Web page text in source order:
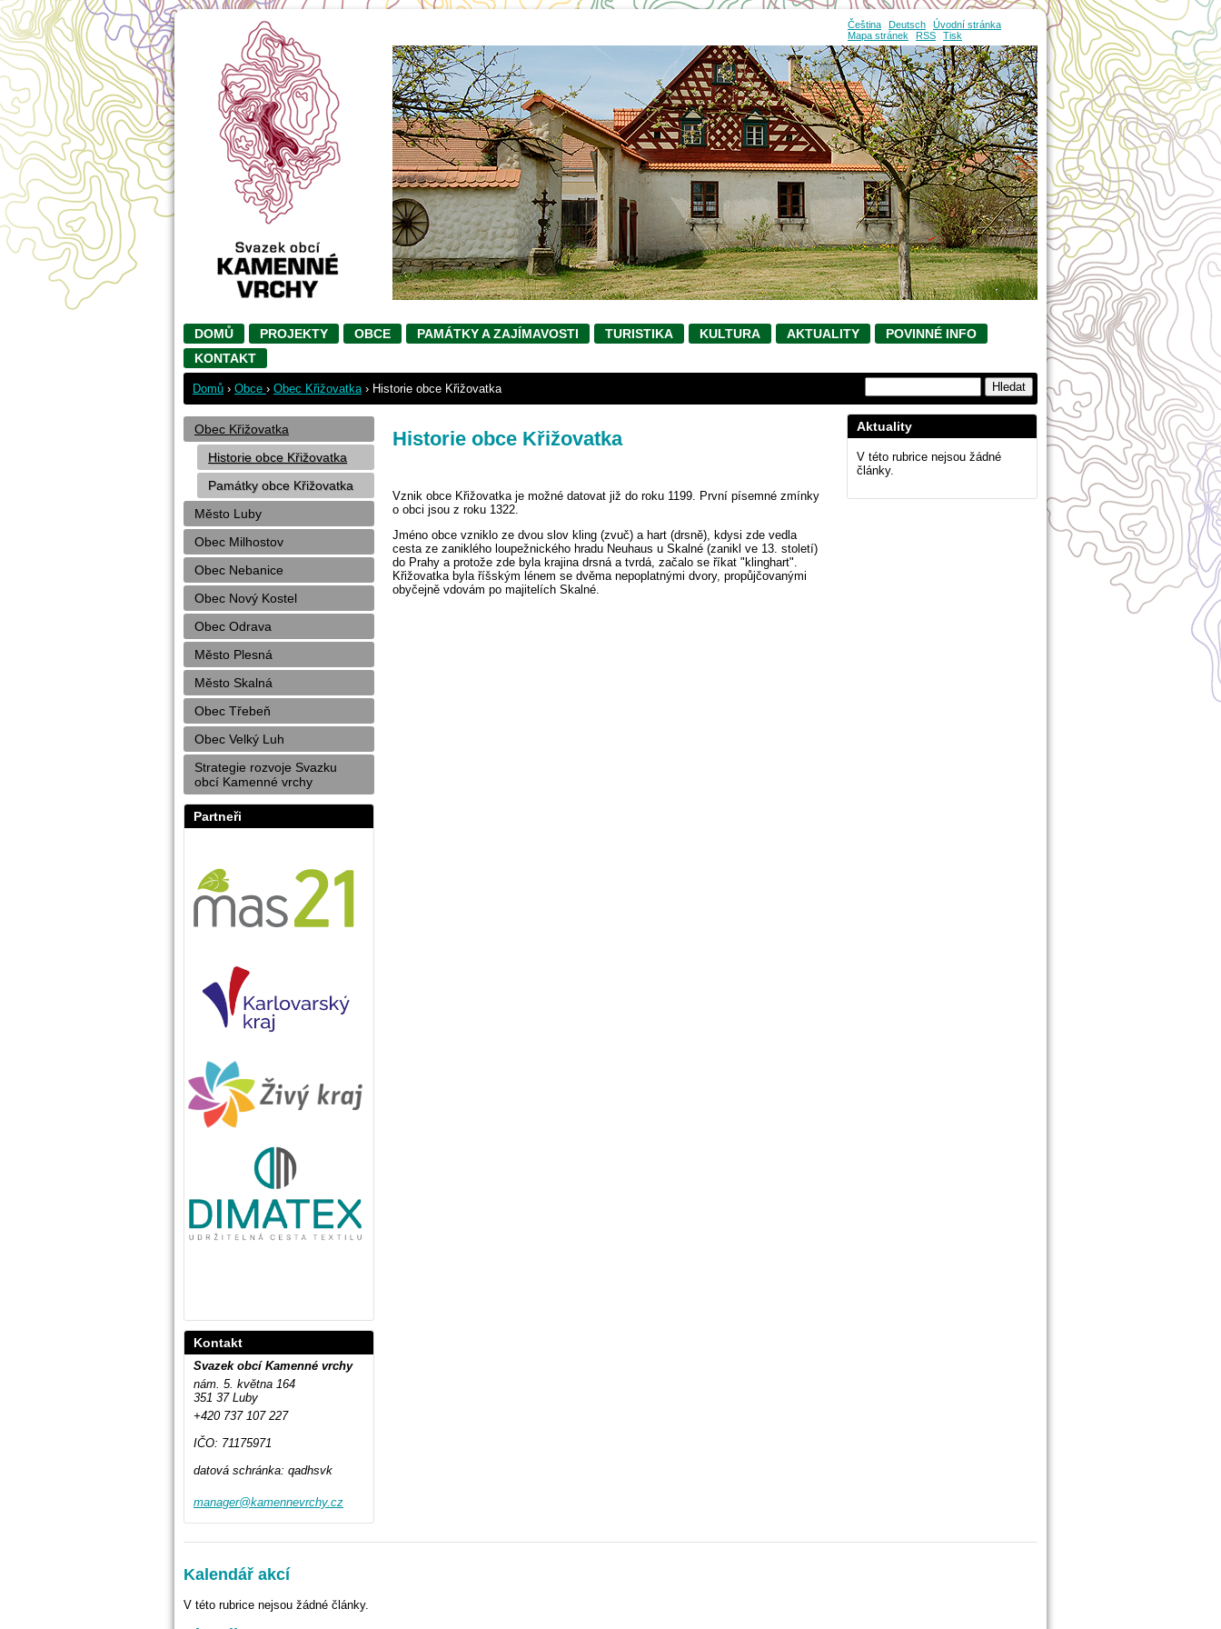
DOMŮ PROJEKTY OBCE PAMÁTKY A ZAJÍMAVOSTI TURISTIKA KULTURA AKTUALITY
POVINNÉ INFO
KONTAKT
Domů › Obce › Obec Křižovatka› Historie obce Křižovatka
Historie obce Křižovatka
Vznik obce Křižovatka je možné datovat již do roku 1199. První písemné zmínky
o obci jsou z roku 1322.
Jméno obce vzniklo ze dvou slov kling (zvuč) a hart (drsně), kdysi zde vedla
cesta ze zaniklého loupežnického hradu Neuhaus u Skalné (zanikl ve 13. století)
do Prahy a protože zde byla krajina drsná a tvrdá, začalo se říkat "klinghart".
Křižovatka byla říšským lénem se dvěma nepoplatnými dvory, propůjčovanými
obyčejně vdovám po majitelích Skalné.
Obec Křižovatka
Historie obce Křižovatka
Památky obce Křižovatka
Město Luby
Obec Milhostov
Obec Nebanice
Obec Nový Kostel
Obec Odrava
Město Plesná
Město Skalná
Obec Třebeň
Obec Velký Luh
Strategie rozvoje Svazku
obcí Kamenné vrchy
Partneři
Kontakt
Svazek obcí Kamenné vrchy
nám. 5. května 164
351 37 Luby
+420 737 107 227
IČO: 71175971
datová schránka: qadhsvk
manager@kamennevrchy.cz
Aktuality
V této rubrice nejsou žádné
články.
Čeština Deutsch
Úvodní stránka
Mapa stránek
RSS Tisk
Kalendář akcí
V této rubrice nejsou žádné články.